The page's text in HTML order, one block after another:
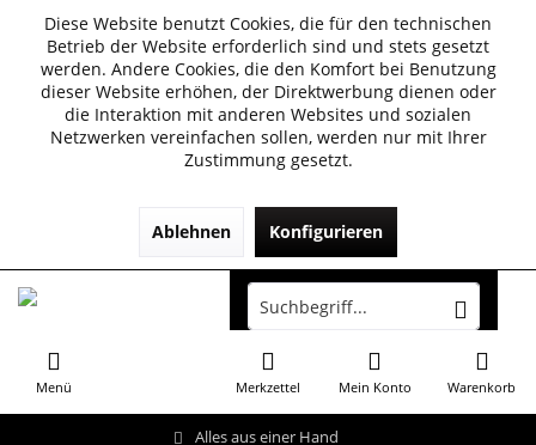
Diese Website benutzt Cookies, die für den technischen
Betrieb der Website erforderlich sind und stets gesetzt
werden. Andere Cookies, die den Komfort bei Benutzung
dieser Website erhöhen, der Direktwerbung dienen oder
die Interaktion mit anderen Websites und sozialen
Netzwerken vereinfachen sollen, werden nur mit Ihrer
Zustimmung gesetzt.
Ablehnen Konfigurieren
Alles aus einer Hand
Menü Warenkorb
Merkzettel Mein Konto